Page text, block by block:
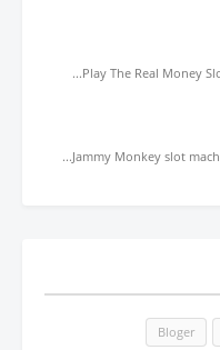
Play The Real Money
Jammy Monkey slot
Bloger